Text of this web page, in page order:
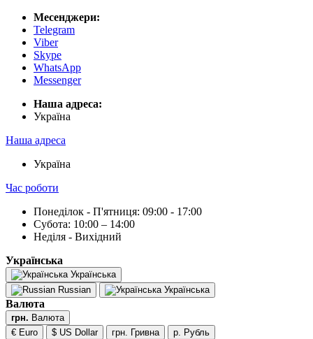
Месенджери:
Telegram
Viber
Skype
WhatsApp
Messenger
Наша адреса:
Українa
Наша адреса
Українa
Час роботи
Понеділок - П'ятниця: 09:00 - 17:00
Субота: 10:00 – 14:00
Неділя - Вихідний
Українська
Українська
Russian
Українська
Валюта
грн. Валюта
€ Euro
$ US Dollar грн. Гривна р. Рубль